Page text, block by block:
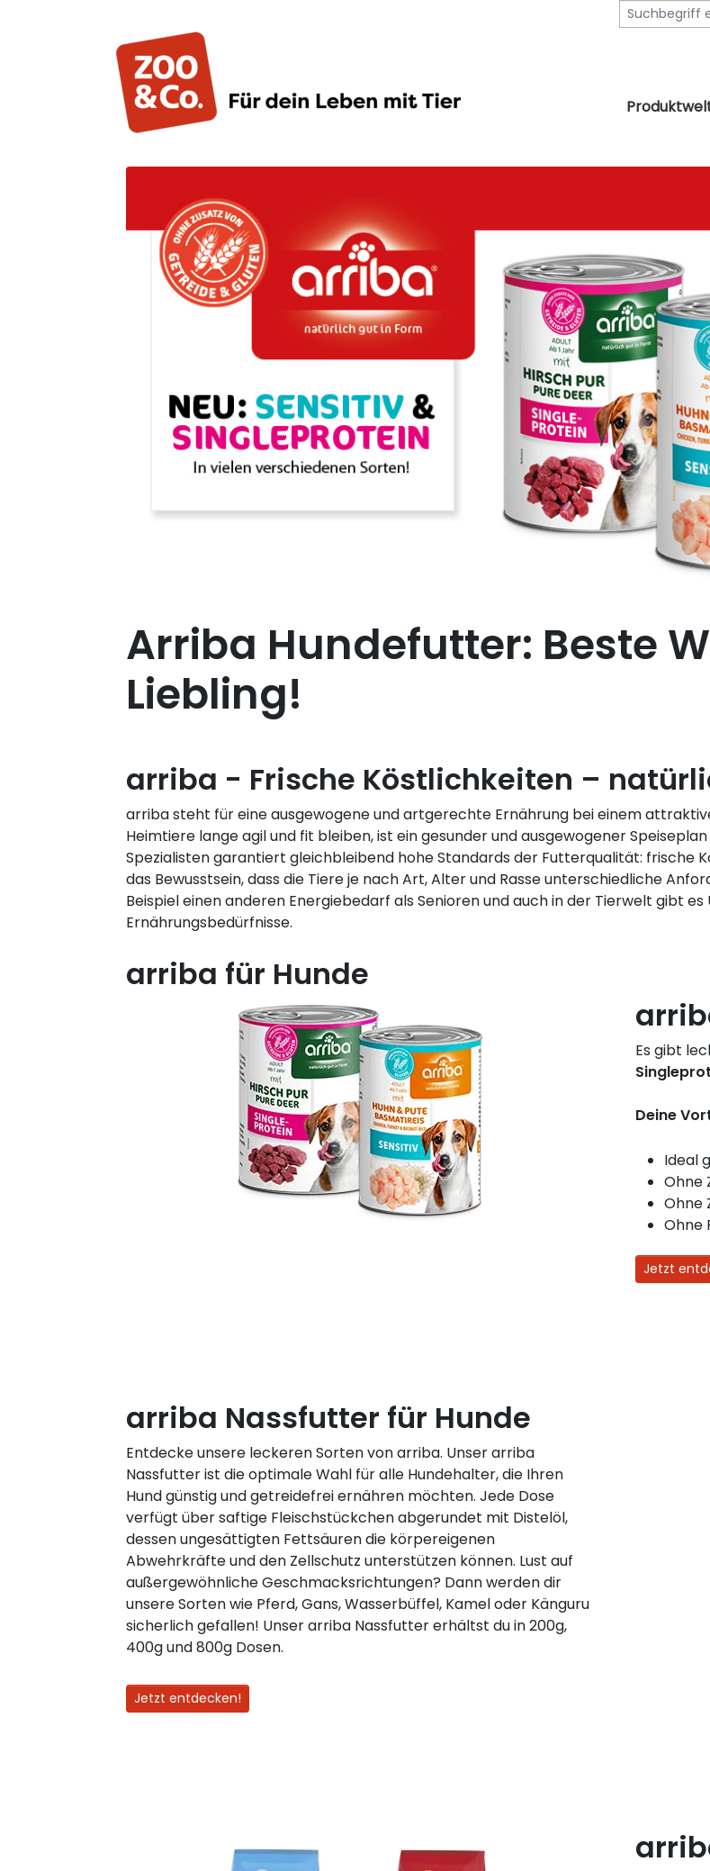
Arriba Hundefutter: Beste
Liebling!
arriba - Frische Köstlichkeiten –
arriba steht für eine ausgewogene und artgerechte Ernährung bei einem
Heimtiere lange agil und fit bleiben, ist ein gesunder und ausgewogener
Spezialisten garantiert gleichbleibend hohe Standards der Futterqualität: frische
das Bewusstsein, dass die Tiere je nach Art, Alter und Rasse unterschiedliche
Beispiel einen anderen Energiebedarf als Senioren und auch in der Tierwelt gibt
Ernährungsbedürfnisse.
arriba für Hunde
Es gibt
Deine
Ideal
Ohne
Ohne
Ohne
Jetzt
arriba Nassfutter für Hunde
Entdecke unsere leckeren Sorten von arriba. Unser arriba
Nassfutter ist die optimale Wahl für alle Hundehalter, die Ihren
Hund günstig und getreidefrei ernähren möchten. Jede Dose
verfügt über saftige Fleischstückchen abgerundet mit Distelöl,
dessen ungesättigten Fettsäuren die körpereigenen
Abwehrkräfte und den Zellschutz unterstützen können. Lust auf
außergewöhnliche Geschmacksrichtungen? Dann werden dir
unsere Sorten wie Pferd, Gans, Wasserbüffel, Kamel oder Känguru
sicherlich gefallen! Unser arriba Nassfutter erhältst du in 200g,
400g und 800g Dosen.
Jetzt entdecken!